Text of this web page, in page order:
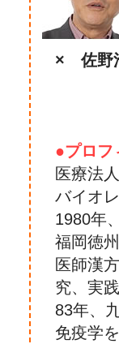
× 佐野
●プロフ
医療法
バイオ
1980年
福岡徳
医師漢
究、実
83年、
免疫学